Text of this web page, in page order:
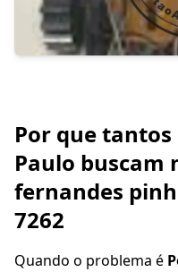
Por que tantos
Paulo
fernandes
7262
Quando o problema é